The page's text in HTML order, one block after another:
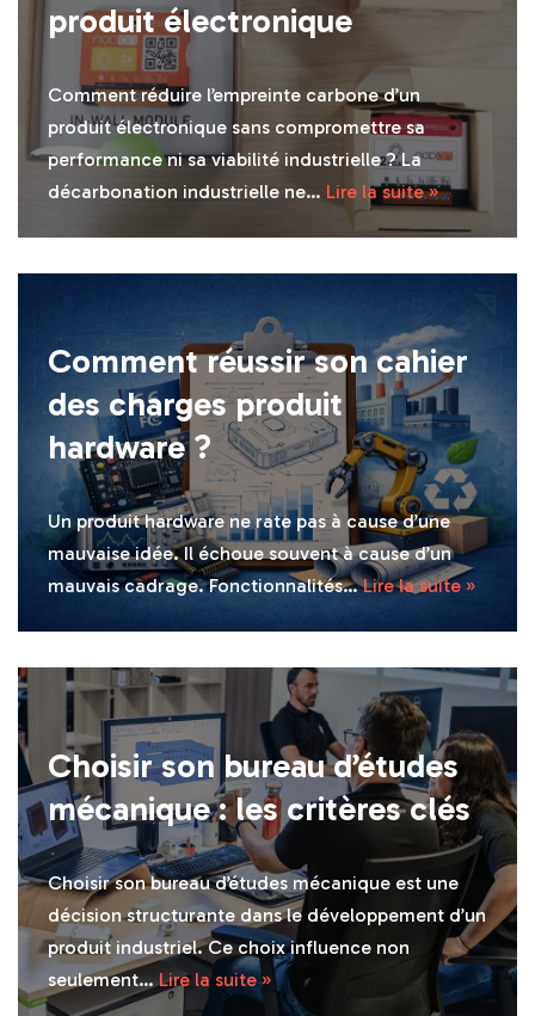
produit électronique
Comment réduire l’empreinte carbone d’un
produit électronique sans compromettre sa
performance ni sa viabilité industrielle ? La
décarbonation industrielle ne… Lire la suite »
Comment réussir son cahier
des charges produit
hardware ?
Un produit hardware ne rate pas à cause d’une
mauvaise idée. Il échoue souvent à cause d’un
mauvais cadrage. Fonctionnalités…Lire la suite »
Choisir son bureau d’études
mécanique : les critères clés
Choisir son bureau d’études mécanique est une
décision structurante dans le développement d’un
produit industriel. Ce choix influence non
seulement…Lire la suite »